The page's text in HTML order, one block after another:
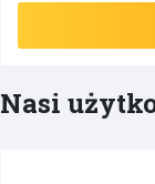
Nasi